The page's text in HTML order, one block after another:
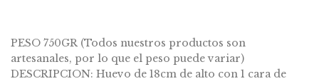
PESO 750GR (Todos nuestros productos son
artesanales, por lo que el peso puede variar)
DESCRIPCION: Huevo de 18cm de alto con 1 cara de